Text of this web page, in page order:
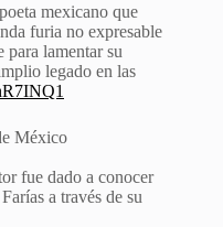
mexicano que
furia no expresable
para lamentar su
legado en las
México
fue dado a conocer
a través de su